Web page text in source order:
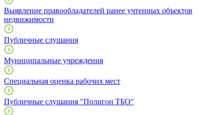
Выявление правообладателей ранее учтенных объектов
недвижимости
Публичные слушания
Муниципальные учреждения
Специальная оценка рабочих мест
Публичные слушания "Полигон ТБО"